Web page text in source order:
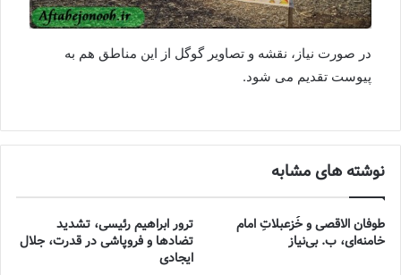
در صورت نیاز، نقشه و تصاویر گوگل از این مناطق هم به
پیوست تقدیم می شود.
نوشته های مشابه
طوفان الاقصی و خُزعبلاتِ امام
خامنه‌ای، ب. بی‌نیاز
ترور ابراهیم رئیسی، تشدید
تضادها و فروپاشی در قدرت، جلال
ایجادی